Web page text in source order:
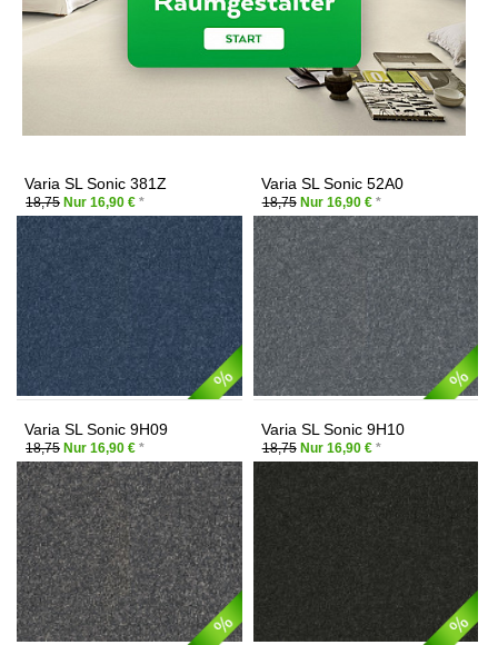
Varia SL Sonic 381Z
18,75 Nur 16,90 € *
Varia SL Sonic 52A0
18,75Nur 16,90 € *
Varia SL Sonic 9H09
18,75 Nur 16,90 € *
Varia SL Sonic 9H10
18,75Nur 16,90 € *